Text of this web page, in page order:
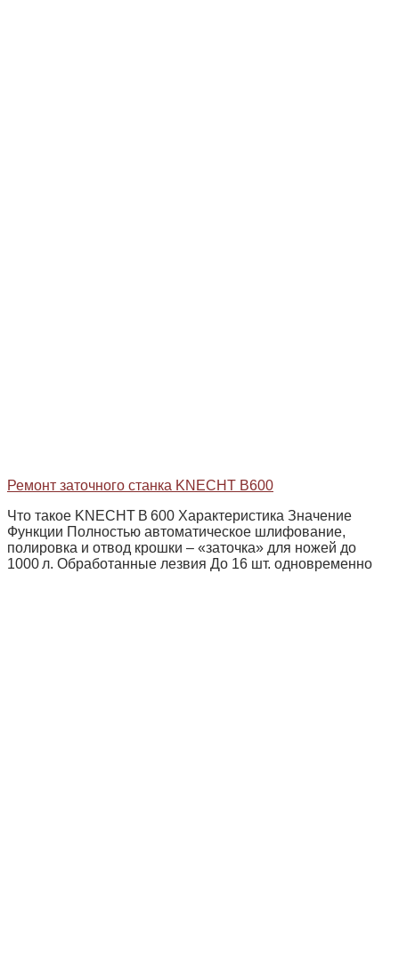
Ремонт заточного станка KNECHT В600
Что такое KNECHT B 600 Характеристика Значение
Функции Полностью автоматическое шлифование,
полировка и отвод крошки – «заточка» для ножей до
1000 л. Обработанные лезвия До 16 шт. одновременно